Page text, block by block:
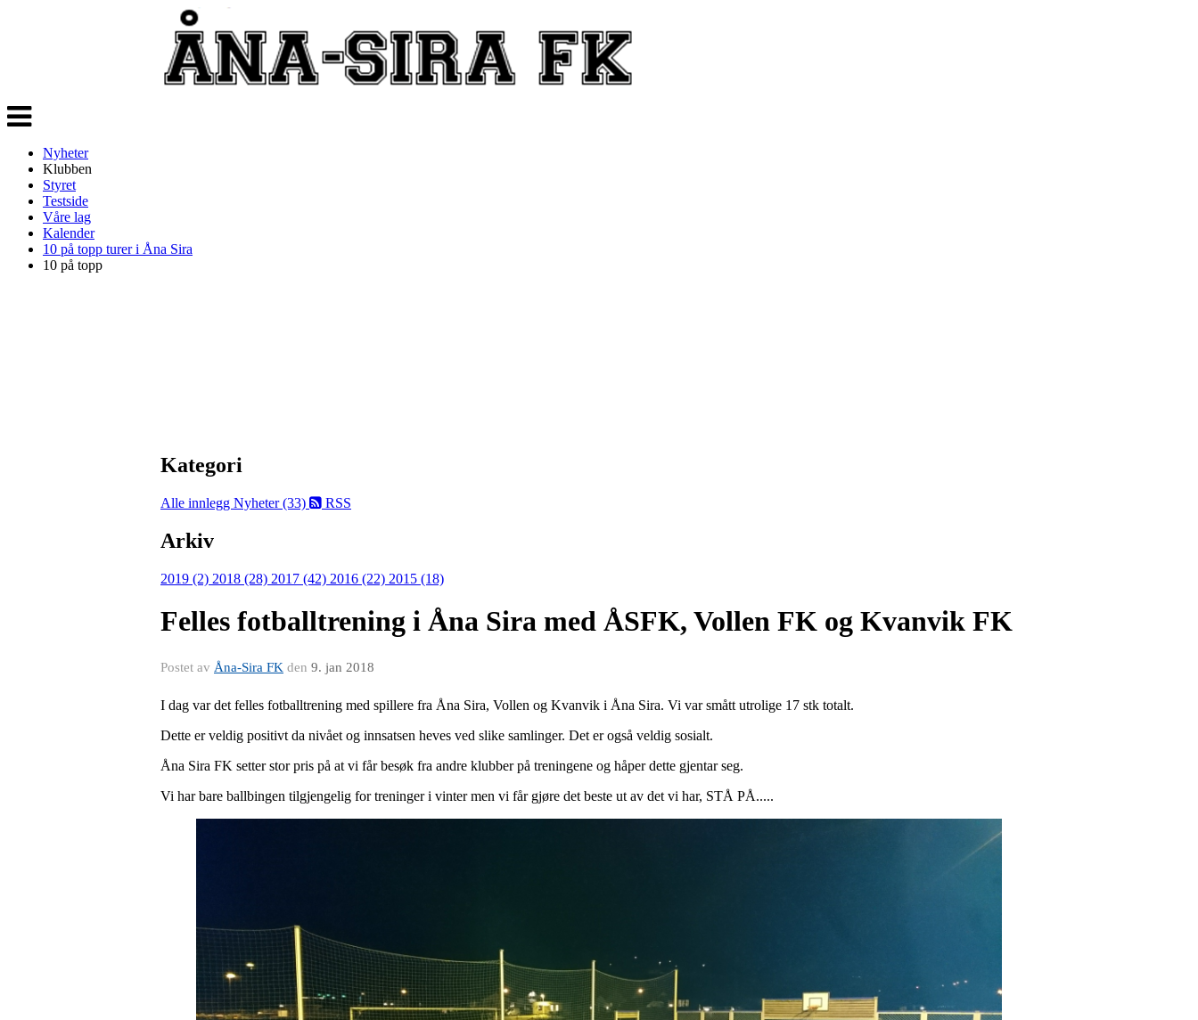
Veksle
navigasjon
Nyheter
Klubben
Styret
Testside
Våre lag
Kalender
10 på topp turer i Åna Sira
10 på topp
Kategori
Alle innlegg Nyheter (33) RSS
Arkiv
2019 (2) 2018 (28) 2017 (42) 2016 (22) 2015 (18)
Felles fotballtrening i Åna Sira med ÅSFK, Vollen FK og Kvanvik FK
Postet av Åna-Sira FK den 9. jan 2018
I dag var det felles fotballtrening med spillere fra Åna Sira, Vollen og Kvanvik i Åna Sira. Vi var smått utrolige 17 stk totalt.
Dette er veldig positivt da nivået og innsatsen heves ved slike samlinger. Det er også veldig sosialt.
Åna Sira FK setter stor pris på at vi får besøk fra andre klubber på treningene og håper dette gjentar seg.
Vi har bare ballbingen tilgjengelig for treninger i vinter men vi får gjøre det beste ut av det vi har, STÅ PÅ.....